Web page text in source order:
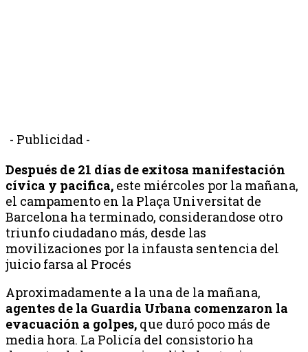
- Publicidad -
Después de 21 días de exitosa manifestación
cívica y pacifica, este miércoles por la mañana,
el campamento en la Plaça Universitat de
Barcelona ha terminado, considerandose otro
triunfo ciudadano más, desde las
movilizaciones por la infausta sentencia del
juicio farsa al Procés
Aproximadamente a la una de la mañana,
agentes de la Guardia Urbana comenzaron la
evacuación a golpes, que duró poco más de
media hora. La Policía del consistorio ha